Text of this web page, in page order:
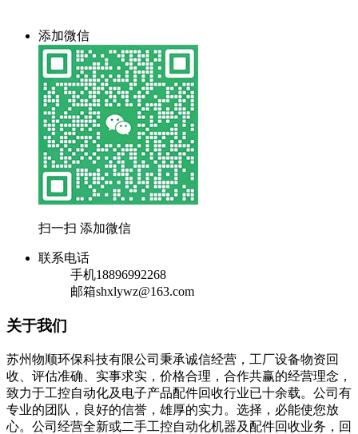
添加微信
扫一扫 添加微信
联系电话
手机18896992268
邮箱shxlywz@163.com
关于我们
苏州物顺环保科技有限公司秉承诚信经营，工厂设备物资回
收、评估准确、实事求实，价格合理，合作共赢的经营理念，
致力于工控自动化及电子产品配件回收行业已十余载。公司有
专业的团队，良好的信誉，雄厚的实力。选择，必能使您放
心。公司经营全新或二手工控自动化机器及配件回收业务，回